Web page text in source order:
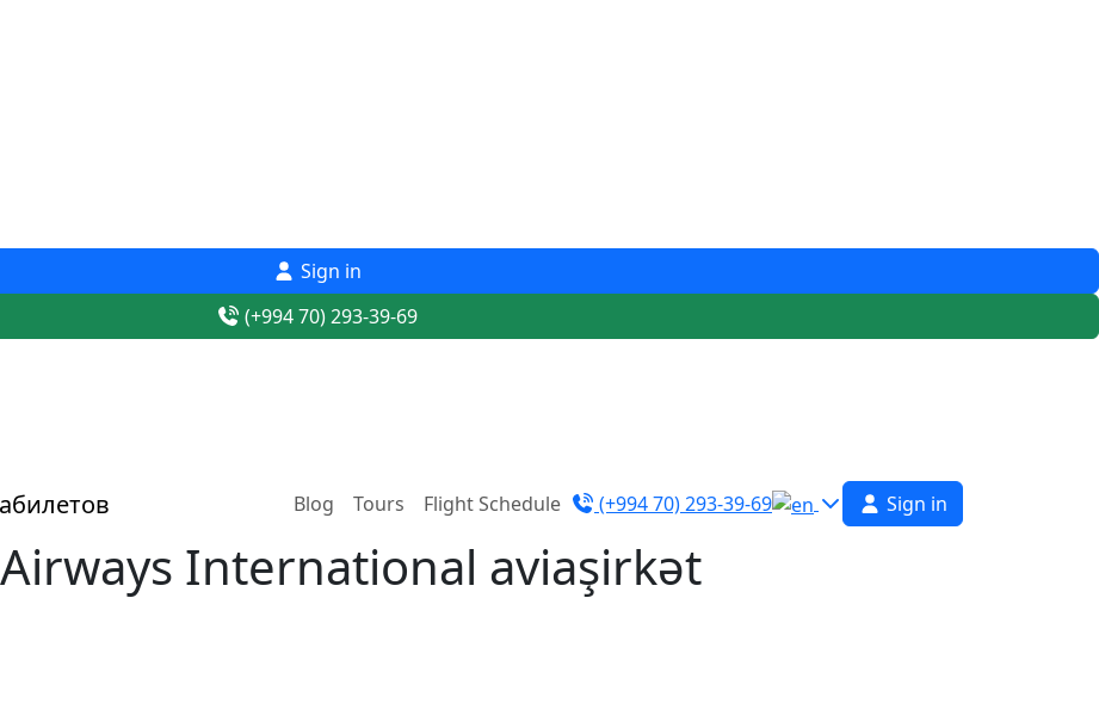
Sign in
(+994 70) 293-39-69
Blog Tours Flight Schedule (+994 70) 293-39-69 Sign in
International aviaşirkət